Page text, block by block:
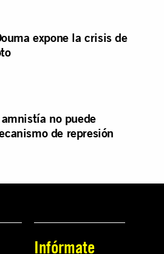
expone la crisis de
no puede
de represión
Infórmate